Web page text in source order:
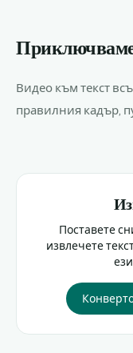
Видео към текст
правилния кадър,
Поставете
извлечете